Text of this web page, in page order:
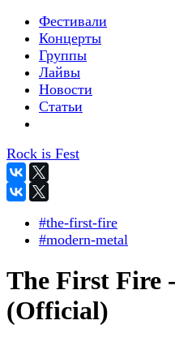
Фестивали
Концерты
Группы
Лайвы
Новости
Статьи
Rock is Fest
#the-first-fire
#modern-metal
The First Fire
(Official)